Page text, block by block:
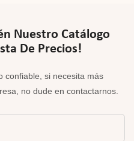
Nuestro Catálogo
De Precios!
confiable, si necesita más
no dude en contactarnos.